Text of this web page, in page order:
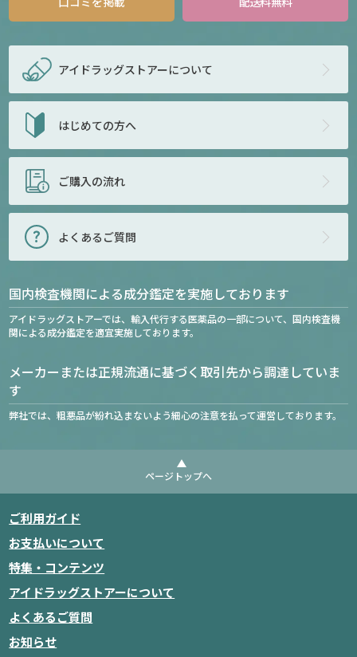
アイドラッグストアーについて
はじめての方へ
ご購入の流れ
よくあるご質問
国内検査機関による成分鑑定を実施しております
アイドラッグストアーでは、輸入代行する医薬品の一部について、国内検査機
関による成分鑑定を適宜実施しております。
メーカーまたは正規流通に基づく取引先から調達していま
す
弊社では、粗悪品が紛れ込まないよう細心の注意を払って運営しております。
ページトップへ
ご利用ガイド
お支払いについて
特集・コンテンツ
アイドラッグストアーについて
よくあるご質問
お知らせ